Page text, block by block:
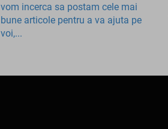
vom incerca sa postam cele mai
bune articole pentru a va ajuta pe
voi,...